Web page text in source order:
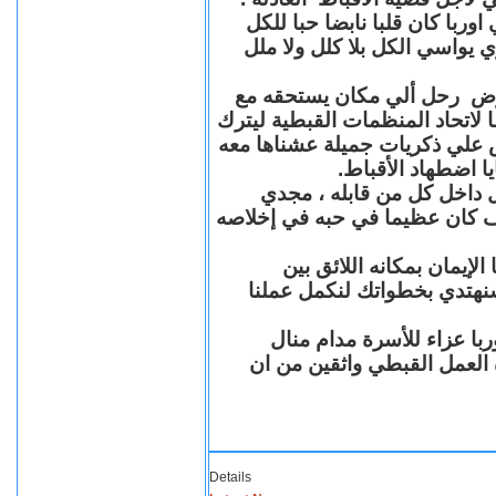
كان قلبا نابضا حبا للكل
يواسي الكل بلا كلل ولا ملل
رحل ألي مكان يستحقه مع
المنظمات القبطية ليترك
علي ذكريات جميلة عشناها معه
اضطهاد الأقباط.
داخل كل من قابله ، مجدي
عظيما في حبه في إخلاصه
بمكانه اللائق بين
بخطواتك لنكمل عملنا
عزاء للأسرة مدام منال
العمل القبطي واثقين من ان
Details